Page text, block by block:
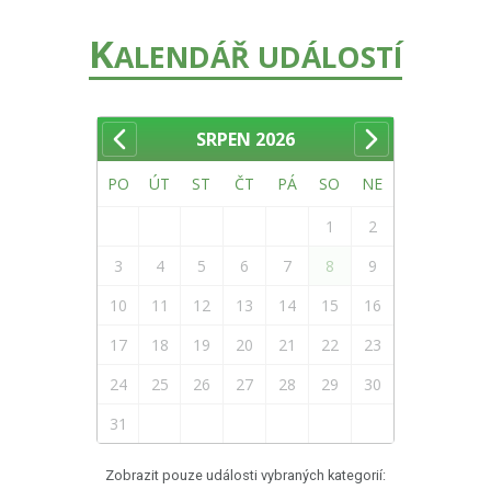
KALENDÁŘ UDÁLOSTÍ
SRPEN 2026
PO ÚT ST ČT PÁ SO NE
1
2
3
4 5 6 7 8
9
10
11 12 13 14 15
16
17
18 19 20 21 22
23
24
25 26 27 28 29
30
31
Zobrazit pouze události vybraných kategorií: